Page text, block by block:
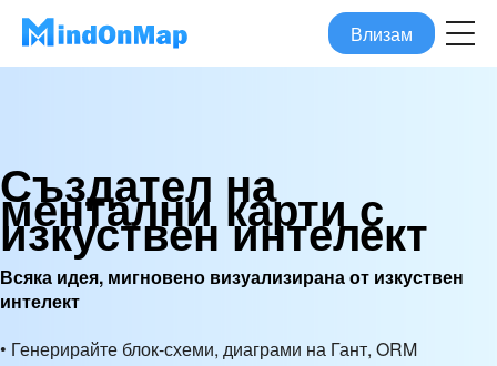
Влизам
Създател на
ментални карти с
изкуствен интелект
Всяка идея, мигновено визуализирана от изкуствен
интелект
• Генерирайте блок-схеми, диаграми на Гант, ORM